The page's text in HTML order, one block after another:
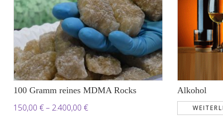
100 Gramm reines MDMA Rocks
150,00 €– 2.400,00 €Preisspanne:
Alkohol